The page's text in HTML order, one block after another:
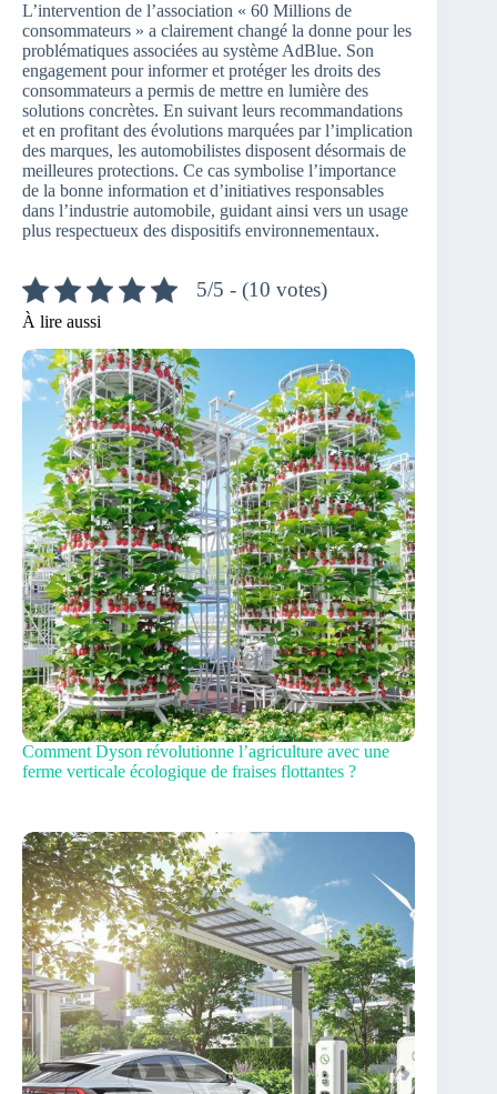
L’intervention de l’association « 60 Millions de
consommateurs » a clairement changé la donne pour les
problématiques associées au système AdBlue. Son
engagement pour informer et protéger les droits des
consommateurs a permis de mettre en lumière des
solutions concrètes. En suivant leurs recommandations
et en profitant des évolutions marquées par l’implication
des marques, les automobilistes disposent désormais de
meilleures protections. Ce cas symbolise l’importance
de la bonne information et d’initiatives responsables
dans l’industrie automobile, guidant ainsi vers un usage
plus respectueux des dispositifs environnementaux.
5/5 - (10 votes)
À lire aussi
Comment Dyson révolutionne l’agriculture avec une
ferme verticale écologique de fraises flottantes ?